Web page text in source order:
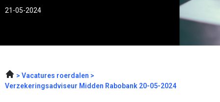
21-05-2024
Vacatures roerdalen
Verzekeringsadviseur Midden Rabobank 20-05-2024